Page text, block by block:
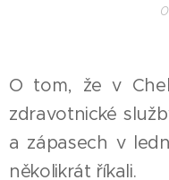
O tom, že v
zdravotnické
a zápasech v
několikrát říkali.